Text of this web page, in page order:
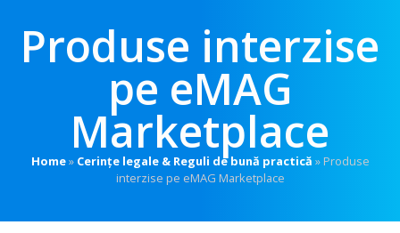
Produse interzise
pe eMAG
Marketplace
Home» Cerințe legale & Reguli de bună practică »Produse
interzise pe eMAG Marketplace